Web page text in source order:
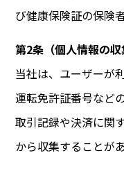
び健康保険証の保険
第2条（個人情報の収
当社は、ユーザーが
運転免許証番号など
取引記録や決済に関
から収集することが